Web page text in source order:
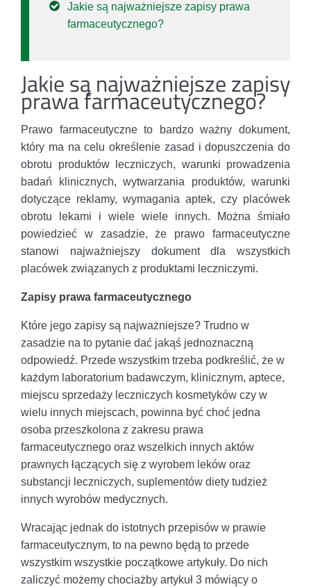
Jakie są najważniejsze zapisy prawa
farmaceutycznego?
Jakie są najważniejsze zapisy
prawa farmaceutycznego?
Prawo farmaceutyczne to bardzo ważny dokument,
który ma na celu określenie zasad i dopuszczenia do
obrotu produktów leczniczych, warunki prowadzenia
badań klinicznych, wytwarzania produktów, warunki
dotyczące reklamy, wymagania aptek, czy placówek
obrotu lekami i wiele wiele innych. Można śmiało
powiedzieć w zasadzie, że prawo farmaceutyczne
stanowi najważniejszy dokument dla wszystkich
placówek związanych z produktami leczniczymi.
Zapisy prawa farmaceutycznego
Które jego zapisy są najważniejsze? Trudno w
zasadzie na to pytanie dać jakąś jednoznaczną
odpowiedź. Przede wszystkim trzeba podkreślić, że w
każdym laboratorium badawczym, klinicznym, aptece,
miejscu sprzedaży leczniczych kosmetyków czy w
wielu innych miejscach, powinna być choć jedna
osoba przeszkolona z zakresu prawa
farmaceutycznego oraz wszelkich innych aktów
prawnych łączących się z wyrobem leków oraz
substancji leczniczych, suplementów diety tudzież
innych wyrobów medycznych.
Wracając jednak do istotnych przepisów w prawie
farmaceutycznym, to na pewno będą to przede
wszystkim wszystkie początkowe artykuły. Do nich
zaliczyć możemy chociażby artykuł 3 mówiący o